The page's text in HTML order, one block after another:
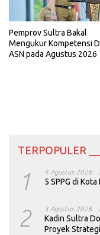
Pemprov Sultra Bakal
Mengukur Kompetensi
ASN pada Agustus 2026
TERPOPULER
1 4 Agustus 2026
5 SPPG di
2 3 Agustus 2026
Kadin Sultra
Proyek